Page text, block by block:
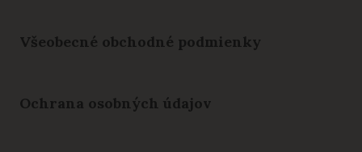
Všeobecné obchodné podmienky
Ochrana osobných údajov